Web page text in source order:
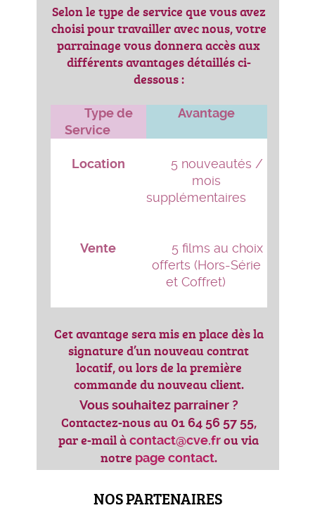
Selon le type de service que vous avez
choisi pour travailler avec nous, votre
parrainage vous donnera accès aux
différents avantages détaillés ci-
dessous :
Type de
Service
Avantage
Location
5 nouveautés /
mois
supplémentaires
Vente
5 films au choix
offerts (Hors-Série
et Coffret)
Cet avantage sera mis en place dès la
signature d’un nouveau contrat
locatif, ou lors de la première
commande du nouveau client.
Vous souhaitez parrainer ?
Contactez-nous au 01 64 56 57 55,
par e-mail à contact@cve.fr ou via
notre page contact.
NOS PARTENAIRES